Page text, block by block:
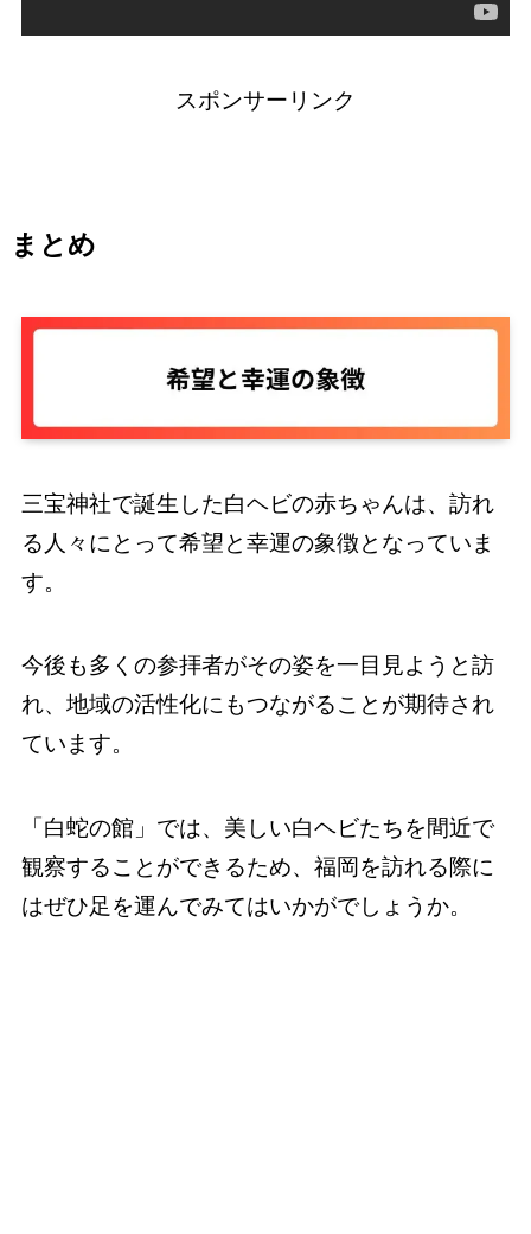
スポンサーリンク
まとめ
三宝神社で誕生した白ヘビの赤ちゃんは、訪れ
る人々にとって希望と幸運の象徴となっていま
す。
今後も多くの参拝者がその姿を一目見ようと訪
れ、地域の活性化にもつながることが期待され
ています。
「白蛇の館」では、美しい白ヘビたちを間近で
観察することができるため、福岡を訪れる際に
はぜひ足を運んでみてはいかがでしょうか。